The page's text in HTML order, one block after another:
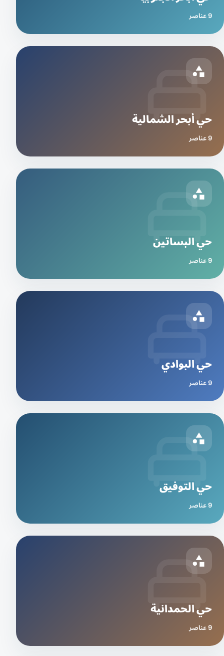
9 عناصر
حي أبحر الشمالية
9 عناصر
حي البساتين
9 عناصر
حي البوادي
9 عناصر
حي التوفيق
9 عناصر
حي الحمدانية
9 عناصر